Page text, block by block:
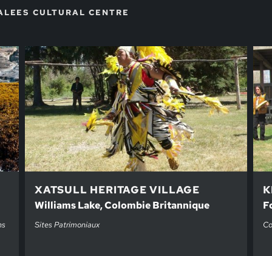
CULTURAL CENTRE
XATSULL HERITAGE VILLAGE
Williams Lake, Colombie Britannique
Sites Patrimoniaux